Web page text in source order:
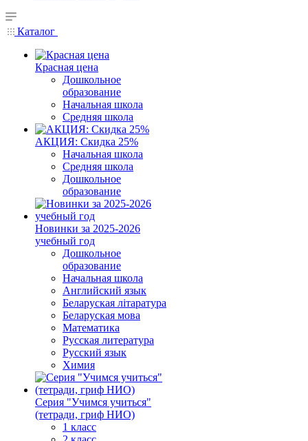
Каталог
Красная цена
Дошкольное
образование
Начальная школа
Средняя школа
АКЦИЯ: Скидка 25%
Начальная школа
Средняя школа
Дошкольное
образование
Новинки за 2025-2026
учебный год
Дошкольное
образование
Начальная школа
Английский язык
Беларуская літаратура
Беларуская мова
Математика
Русская литература
Русский язык
Химия
Серия "Учимся учиться"
(тетради, гриф НИО)
1 класс